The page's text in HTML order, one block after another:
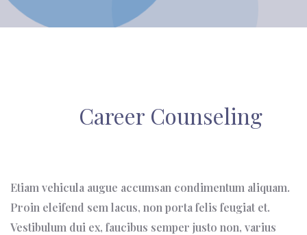
Career Counseling
Etiam vehicula augue accumsan condimentum aliquam.
Proin eleifend sem lacus, non porta felis feugiat et.
Vestibulum dui ex, faucibus semper justo non, varius